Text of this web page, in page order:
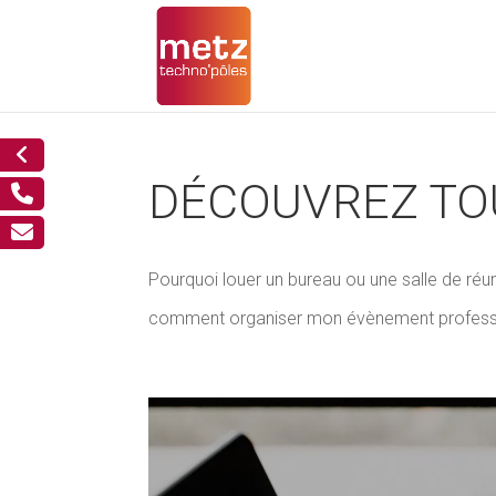
DÉCOUVREZ
Pourquoi louer un bureau ou une salle de
comment organiser mon évènement